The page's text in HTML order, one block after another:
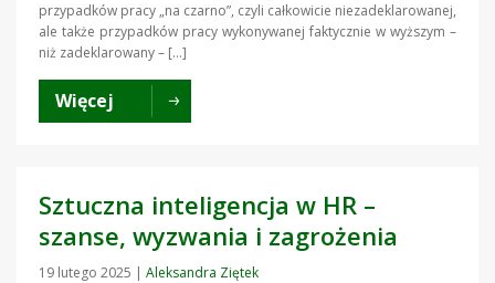
przypadków pracy „na czarno”, czyli całkowicie niezadeklarowanej,
ale także przypadków pracy wykonywanej faktycznie w wyższym –
niż zadeklarowany – […]
Więcej
Sztuczna inteligencja w HR –
szanse, wyzwania i zagrożenia
19 lutego 2025 | Aleksandra Ziętek